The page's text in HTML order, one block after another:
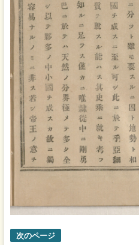
次のページ